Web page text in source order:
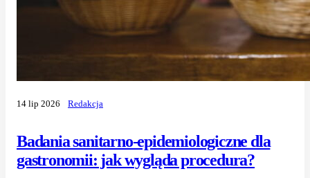
Badania sanitarno-epidemiologiczne dla
gastronomii: jak wygląda procedura?
14 lip 2026 Redakcja